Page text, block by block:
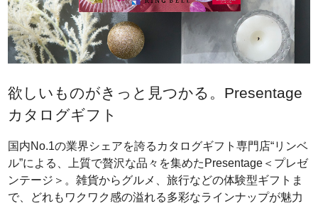
欲しいものがきっと見つかる。Presentage
カタログギフト
国内No.1の業界シェアを誇るカタログギフト専門店“リンベ
ル”による、上質で贅沢な品々を集めたPresentage＜プレゼ
ンテージ＞。雑貨からグルメ、旅行などの体験型ギフトま
で、どれもワクワク感の溢れる多彩なラインナップが魅力